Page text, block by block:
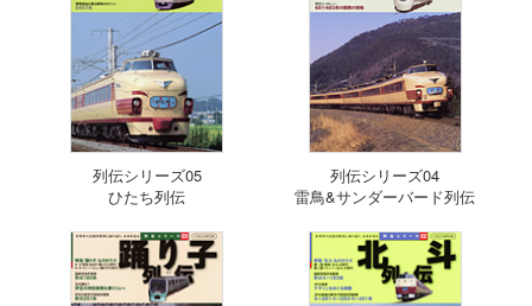
列伝シリーズ05
ひたち列伝
列伝シリーズ04
雷鳥&サンダーバード列伝